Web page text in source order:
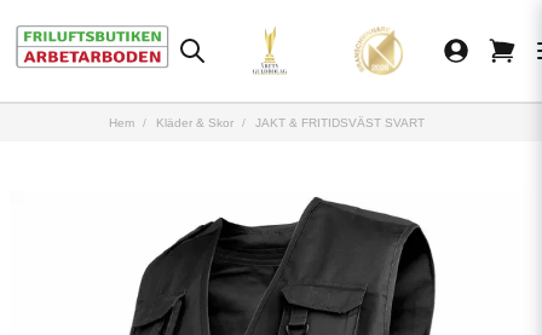
Hem Kläder & Skor JAKT & FRITIDSVÄST SVART